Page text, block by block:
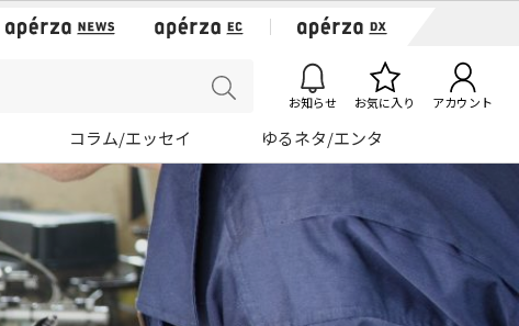
お知らせ お気に入り アカウント
コラム/エッセイ ゆるネタ/エンタ